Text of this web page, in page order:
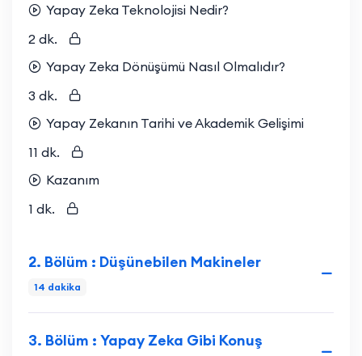
Yapay Zeka Teknolojisi Nedir?
2 dk.
Yapay Zeka Dönüşümü Nasıl Olmalıdır?
3 dk.
Yapay Zekanın Tarihi ve Akademik Gelişimi
11 dk.
Kazanım
1 dk.
2. Bölüm : Düşünebilen Makineler
14 dakika
3. Bölüm : Yapay Zeka Gibi Konuş